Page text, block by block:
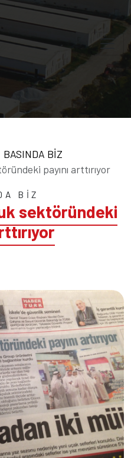
BASINDA BİZ
payını arttırıyor
BİZ
sektöründeki